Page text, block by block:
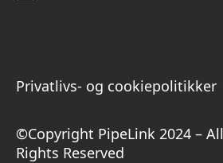
Privatlivs- og cookiepolitikker
©Copyright PipeLink 2024 – All
Rights Reserved